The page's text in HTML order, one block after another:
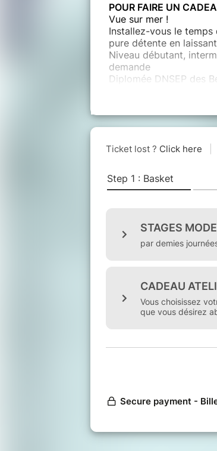
POUR FAIRE UN
Vue sur mer !
Installez-vous le
pure détente en
Niveau débutant,
demande
Diplomée DNSEP des
Master 2 CPMAC dept
Education Nationale
j'ai ouvert l'ATELIER-
Contactez moi pour
modelage, dessin ,
techniques
acrylique, huile,
(l'été), perspective,
me demander avant
-Le billet CADEAU
thematique et la
(attention un billet est
Pour d'autres
contact: